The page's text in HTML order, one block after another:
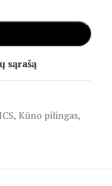
sąrašą
, Kūno pilingas,